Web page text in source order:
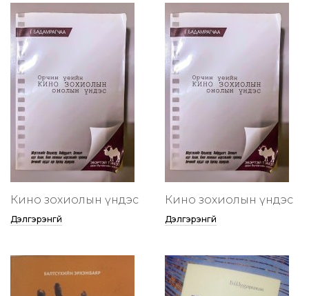
Кино зохиолын үндэс
Дэлгэрэнгүй
Кино зохиолын үндэс
Дэлгэрэнгүй